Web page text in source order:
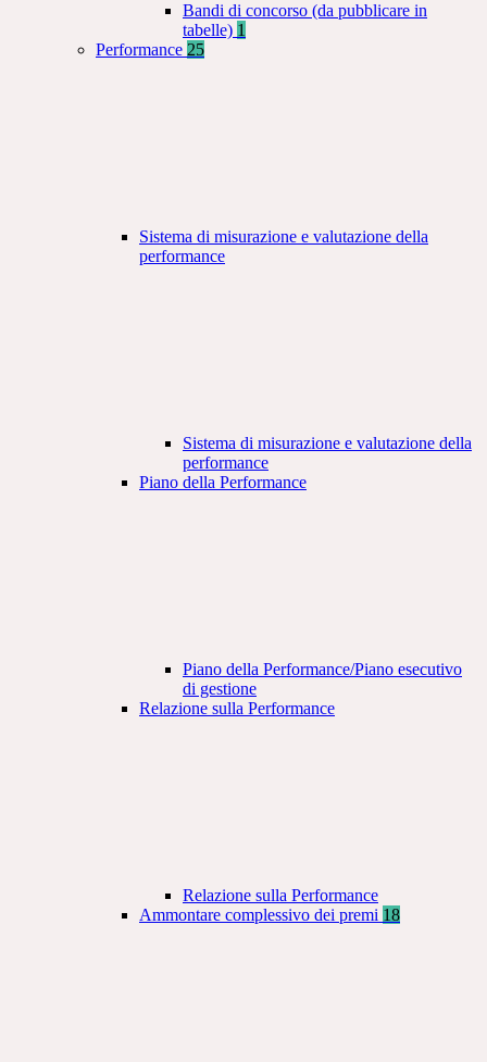
Bandi di concorso (da pubblicare in
tabelle) 1
Performance 25
Sistema di misurazione e valutazione della
performance
Sistema di misurazione e valutazione della
performance
Piano della Performance
Piano della Performance/Piano esecutivo
di gestione
Relazione sulla Performance
Relazione sulla Performance
Ammontare complessivo dei premi 18